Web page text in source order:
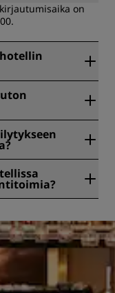
on
hotellin
turvallisuus